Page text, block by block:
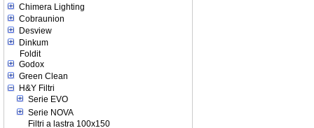
Chimera Lighting
Cobraunion
Desview
Dinkum
Foldit
Godox
Green Clean
H&Y Filtri
Serie EVO
Serie NOVA
Filtri a lastra 100x150